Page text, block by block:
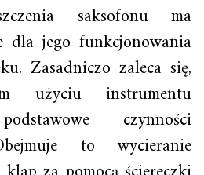
saksofonu ma
dla jego funkcjonowania
Zasadniczo zaleca się,
użyciu instrumentu
czynności
to wycieranie